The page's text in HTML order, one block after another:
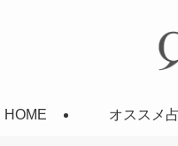
HOME オススメ